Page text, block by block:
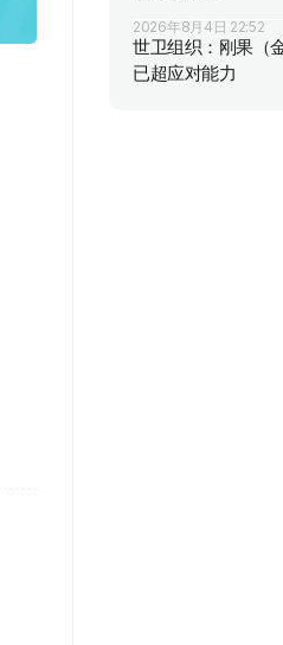
2026年8月4日 22:52
世卫组织：刚果（
已超应对能力